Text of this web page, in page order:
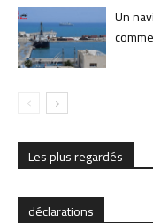
Un
Les plus regardés
déclarations